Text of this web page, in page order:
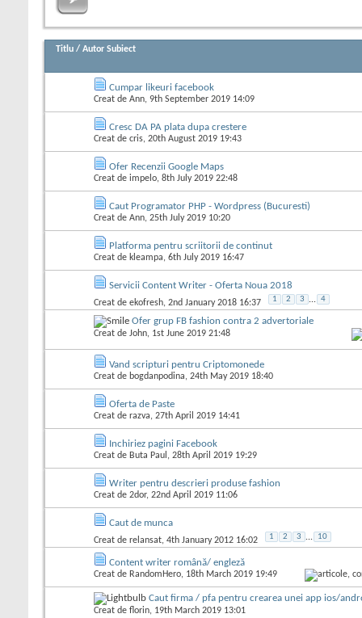
Titlu / Autor Subiect
Cumpar likeuri facebook
Creat de Ann, 9th September 2019 14:09
Cresc DA PA plata dupa crestere
Creat de cris, 20th August 2019 19:43
Ofer Recenzii Google Maps
Creat de impelo, 8th July 2019 22:48
Caut Programator PHP - Wordpress (Bucuresti)
Creat de Ann, 25th July 2019 10:20
Platforma pentru scriitorii de continut
Creat de kleampa, 6th July 2019 16:47
Servicii Content Writer - Oferta Noua 2018
Creat de ekofresh, 2nd January 2018 16:37 1 2 3 ... 4
Ofer grup FB fashion contra 2 advertoriale
Creat de John, 1st June 2019 21:48
Vand scripturi pentru Criptomonede
Creat de bogdanpodina, 24th May 2019 18:40
Oferta de Paste
Creat de razva, 27th April 2019 14:41
Inchiriez pagini Facebook
Creat de Buta Paul , 28th April 2019 19:29
Writer pentru descrieri produse fashion
Creat de 2dor, 22nd April 2019 11:06
Caut de munca
Creat de relansat, 4th January 2012 16:02 1 2 3 ... 10
Content writer română/ engleză
Creat de RandomHero, 18th March 2019 19:49
Caut firma / pfa pentru crearea unei app ios/
Creat de florin, 19th March 2019 13:01